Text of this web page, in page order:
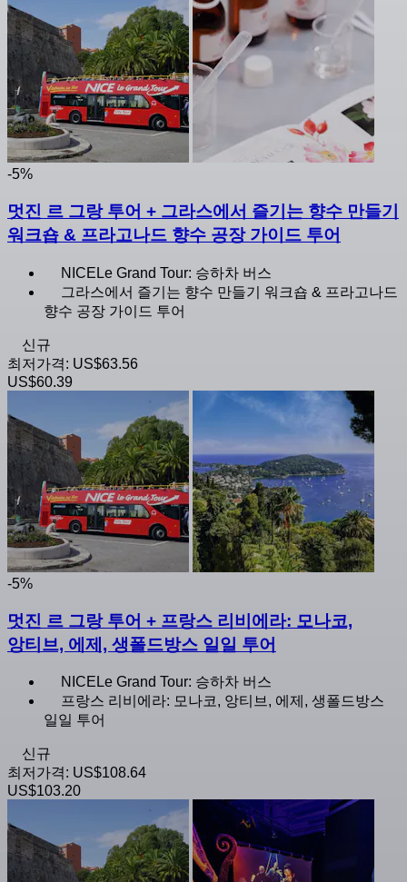
-5%
멋진 르 그랑 투어 + 그라스에서 즐기는 향수 만들기
워크숍 & 프라고나드 향수 공장 가이드 투어
NICELe Grand Tour: 승하차 버스
그라스에서 즐기는 향수 만들기 워크숍 & 프라고나드
향수 공장 가이드 투어
신규
최저가격: US$63.56
US$60.39
-5%
멋진 르 그랑 투어 + 프랑스 리비에라: 모나코,
앙티브, 에제, 생폴드방스 일일 투어
NICELe Grand Tour: 승하차 버스
프랑스 리비에라: 모나코, 앙티브, 에제, 생폴드방스
일일 투어
신규
최저가격: US$108.64
US$103.20